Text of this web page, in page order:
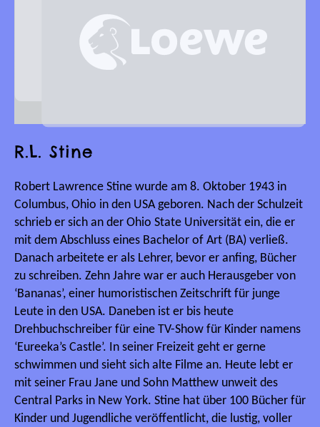
R.L. Stine
Robert Lawrence Stine wurde am 8. Oktober 1943 in
Columbus, Ohio in den USA geboren. Nach der Schulzeit
schrieb er sich an der Ohio State Universität ein, die er
mit dem Abschluss eines Bachelor of Art (BA) verließ.
Danach arbeitete er als Lehrer, bevor er anfing, Bücher
zu schreiben. Zehn Jahre war er auch Herausgeber von
‘Bananas’, einer humoristischen Zeitschrift für junge
Leute in den USA. Daneben ist er bis heute
Drehbuchschreiber für eine TV-Show für Kinder namens
‘Eureeka’s Castle’. In seiner Freizeit geht er gerne
schwimmen und sieht sich alte Filme an. Heute lebt er
mit seiner Frau Jane und Sohn Matthew unweit des
Central Parks in New York. Stine hat über 100 Bücher für
Kinder und Jugendliche veröffentlicht, die lustig, voller